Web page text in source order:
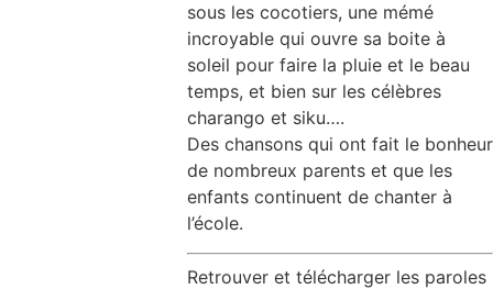
sous les cocotiers, une mémé
incroyable qui ouvre sa boite à
soleil pour faire la pluie et le beau
temps, et bien sur les célèbres
charango et siku….
Des chansons qui ont fait le bonheur
de nombreux parents et que les
enfants continuent de chanter à
l’école.
Retrouver et télécharger les paroles